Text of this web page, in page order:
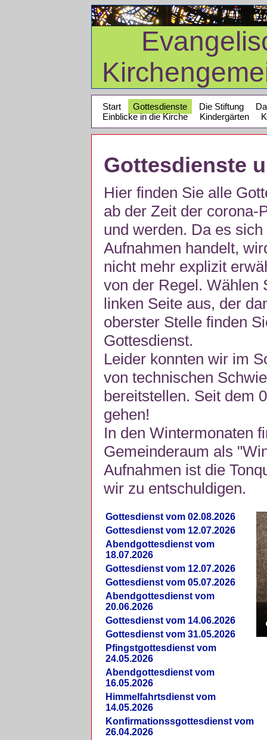
Start Gottesdienste Die Stiftung
Einblicke in die Kirche
Kindergärten
Gottesdienste
Hier finden Sie alle
ab der Zeit der corona-
und werden. Da es
Aufnahmen handelt,
nicht mehr explizit
von der Regel. Wählen
linken Seite aus, der
oberster Stelle finden
Gottesdienst.
Leider konnten wir im
von technischen
bereitstellen. Seit dem
gehen!
In den Wintermonaten
Gemeinderaum als
Aufnahmen ist die
wir zu entschuldigen.
Gottesdienst vom 02.08.2026
Gottesdienst vom 12.07.2026
Abendgottesdienst vom
18.07.2026
Gottesdienst vom 12.07.2026
Gottesdienst vom 05.07.2026
Abendgottesdienst vom
20.06.2026
Gottesdienst vom 14.06.2026
Gottesdienst vom 31.05.2026
Pfingstgottesdienst vom
24.05.2026
Abendgottesdienst vom
16.05.2026
Himmelfahrtsdienst vom
14.05.2026
Konfirmationssgottesdienst vom
26.04.2026